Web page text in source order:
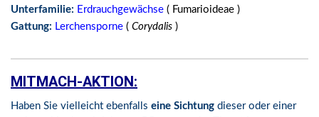
Unterfamilie: Erdrauchgewächse ( Fumarioideae )
Gattung: Lerchensporne ( Corydalis )
MITMACH-AKTION:
Haben Sie vielleicht ebenfalls eine Sichtung dieser oder einer